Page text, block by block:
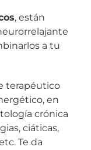
, están
a tu
terapéutico
en
crónica
ciáticas,
Te da